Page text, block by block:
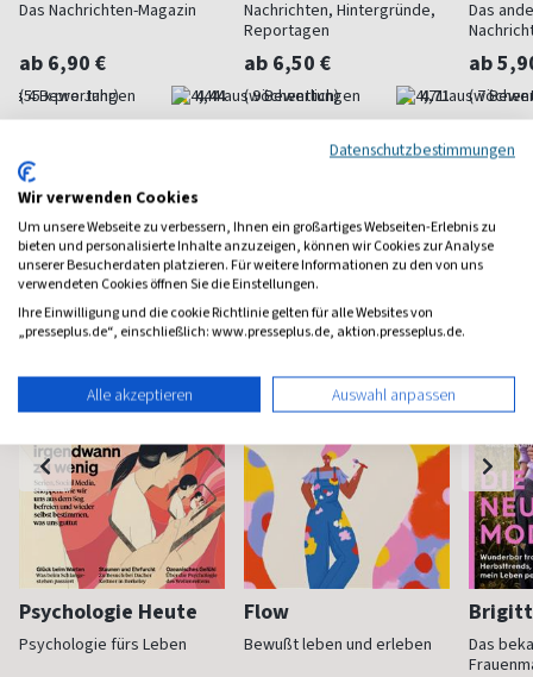
Das Nachrichten-Magazin
ab 6,90 €
(55 x pro Jahr) 4,44
Nachrichten, Hintergründe,
Reportagen
ab 6,50 €
(wöchentlich) 4,71
Das
ab
Frauenzeitschriften
Psychologie Heute
Psychologie fürs Leben
Flow
Bewußt leben und erleben
Das
Datenschutzbestimmungen
Wir verwenden Cookies
Um unsere Webseite zu verbessern, Ihnen ein großartiges Webseiten-Erlebnis zu
bieten und personalisierte Inhalte anzuzeigen, können wir Cookies zur Analyse
unserer Besucherdaten platzieren. Für weitere Informationen zu den von uns
verwendeten Cookies öffnen Sie die Einstellungen.
Ihre Einwilligung und die cookie Richtlinie gelten für alle Websites von
„presseplus.de“, einschließlich: www.presseplus.de, aktion.presseplus.de.
Alle akzeptieren Auswahl anpassen